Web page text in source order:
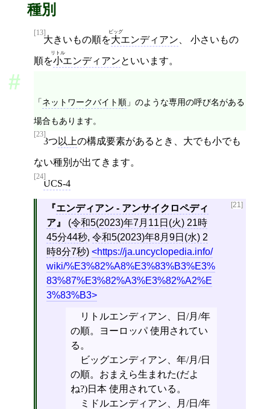
種別
[13]
大きいもの順を大
ビッグ
エンディアン 、 小さいもの
順を小
リトル
エンディアンといいます。
「ネットワークバイト順 」のような専用の呼び名がある
場合もあります。
[23]
3つ 以上の構成要素があるとき、大でも小でも
ない種別が出てきます。
[24]
UCS-4
[21]
エンディアン - アンサイクロペディ
ア
(令和5(2023)年7月11日(火) 21時
45分44秒, 令和5(2023)年8月9日(水) 2
時8分7秒)
https://ja.uncyclopedia.info/
wiki/%E3%82%A8%E3%83%B3%E3%
83%87%E3%82%A3%E3%82%A2%E
3%83%B3
リトルエンディアン、日/月/年
の順。ヨーロッパ 使用されてい
る。
ビッグエンディアン、年/月/日
の順。おまえら生まれた(だよ
ね?)日本 使用されている。
ミドルエンディアン、月/日/年